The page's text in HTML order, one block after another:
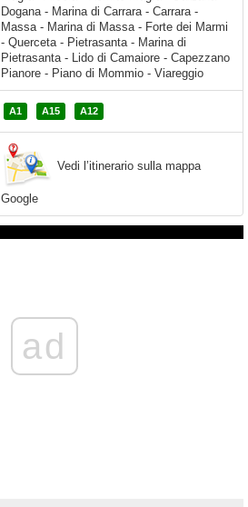
Dogana - Marina di Carrara - Carrara -
Massa - Marina di Massa - Forte dei Marmi
- Querceta - Pietrasanta - Marina di
Pietrasanta - Lido di Camaiore - Capezzano
Pianore - Piano di Mommio - Viareggio
A1 A15 A12
Vedi l’itinerario sulla mappa
Google
ad